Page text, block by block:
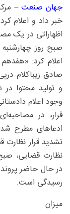
جهان صنعت –
خبر داد و اعلام
اظهاراتی در یک
صبح روز
اعلام کرد:
صادق زیباکلام
و تولید محتوا در
وجود اعلام
قرار، در
ادعا‌های مطرح
تشدید قرار نظارت
نظارت قضایی،
در حال حاضر
رسیدگی است.
میزان